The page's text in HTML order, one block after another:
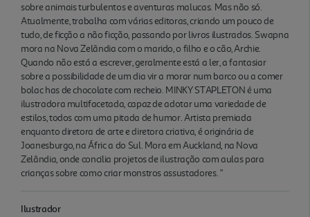
sobre animais turbulentos e aventuras malucas. Mas não só.
Atualmente, trabalha com várias editoras, criando um pouco de
tudo, de ficção a não ficção, passando por livros ilustrados. Swapna
mora na Nova Zelândia com o marido, o filho e o cão, Archie.
Quando não está a escrever, geralmente está a ler, a fantasiar
sobre a possibilidade de um dia vir a morar num barco ou a comer
bolac has de chocolate com recheio. MINKY STAPLETON é uma
ilustradora multifacetada, capaz de adotar uma variedade de
estilos, todos com uma pitada de humor. Artista premiada
enquanto diretora de arte e diretora criativa, é originária de
Joanesburgo, na Áfric a do Sul. Mora em Auckland, na Nova
Zelândia, onde concilia projetos de ilustração com aulas para
crianças sobre como criar monstros assustadores. "
Ilustrador